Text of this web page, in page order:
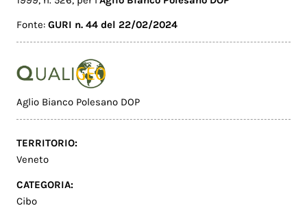
Fonte:GURI n. 44 del 22/02/2024
Aglio Bianco Polesano DOP
TERRITORIO:
Veneto
CATEGORIA:
Cibo